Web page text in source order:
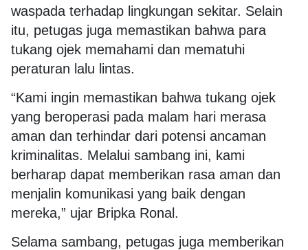
waspada terhadap lingkungan sekitar. Selain
itu, petugas juga memastikan bahwa para
tukang ojek memahami dan mematuhi
peraturan lalu lintas.
“Kami ingin memastikan bahwa tukang ojek
yang beroperasi pada malam hari merasa
aman dan terhindar dari potensi ancaman
kriminalitas. Melalui sambang ini, kami
berharap dapat memberikan rasa aman dan
menjalin komunikasi yang baik dengan
mereka,” ujar Bripka Ronal.
Selama sambang, petugas juga memberikan